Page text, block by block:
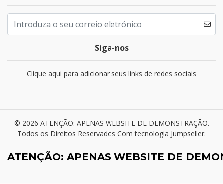
Siga-nos
Clique aqui para adicionar seus links de redes sociais
© 2026 ATENÇÃO: APENAS WEBSITE DE DEMONSTRAÇÃO.
Todos os Direitos Reservados Com tecnologia Jumpseller.
ATENÇÃO: APENAS WEBSITE DE